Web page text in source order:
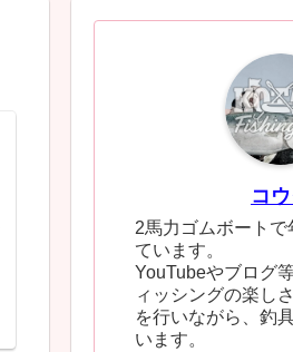
コ
2馬力ゴムボートで
ています。
YouTubeやブログ
ィッシングの楽し
を行いながら、釣
います。